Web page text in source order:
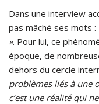
Dans une interview
pas mâché ses mots :
». Pour lui, ce
époque, de
dehors du cercle
problèmes liés à une
c’est une réalité qui